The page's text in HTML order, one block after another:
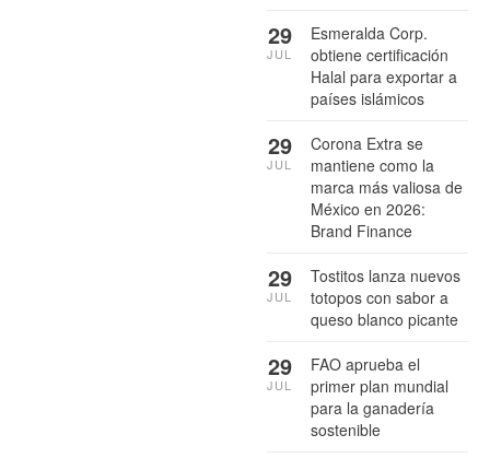
Esmeralda Corp.
obtiene certificación
Halal para exportar a
países islámicos
29
JUL
Corona Extra se
mantiene como la
marca más valiosa de
México en 2026:
Brand Finance
29
JUL
Tostitos lanza nuevos
totopos con sabor a
queso blanco picante
29
JUL
FAO aprueba el
primer plan mundial
para la ganadería
sostenible
29
JUL